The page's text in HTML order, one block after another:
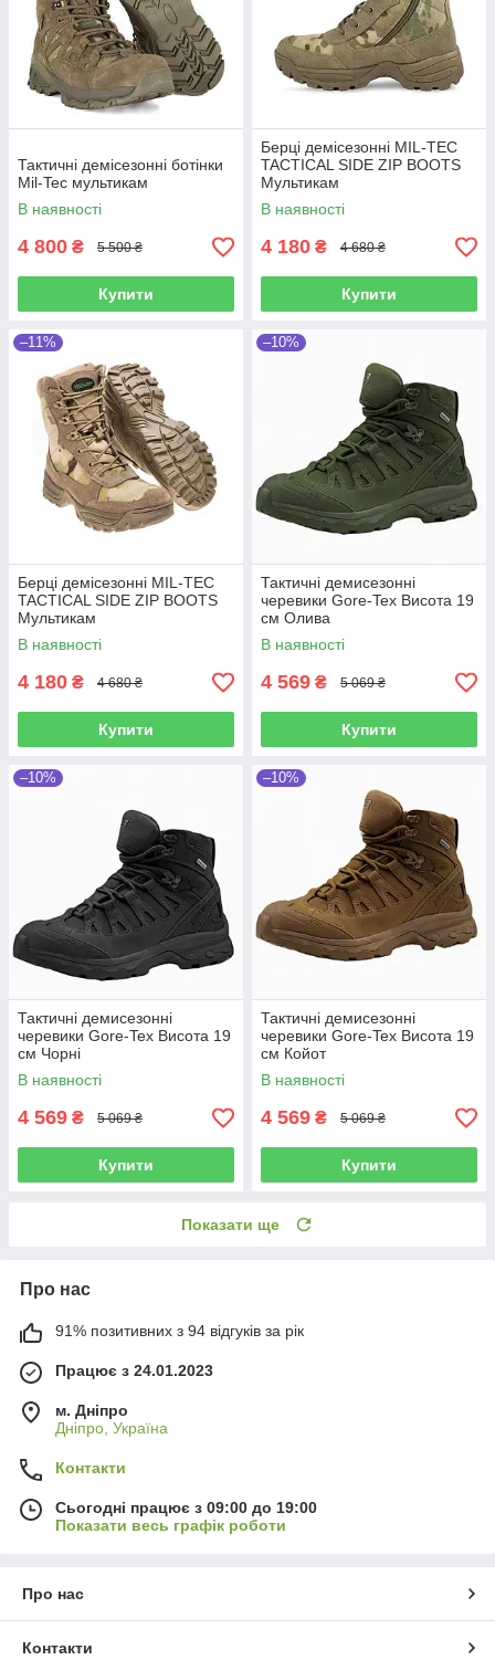
Тактичні демісезонні ботінки
Mil-Tec мультикам
В наявності
4 800 ₴ 5 500 ₴
Купити
Берці демісезонні MIL-TEC
TACTICAL SIDE ZIP BOOTS
Мультикам
В наявності
4 180 ₴ 4 680 ₴
Купити
–11%
Берці демісезонні MIL-TEC
TACTICAL SIDE ZIP BOOTS
Мультикам
В наявності
4 180 ₴ 4 680 ₴
Купити
–10%
Тактичні демисезонні
черевики Gore-Tex Висота 19
см Олива
В наявності
4 569 ₴ 5 069 ₴
Купити
–10%
Тактичні демисезонні
черевики Gore-Tex Висота 19
см Чорні
В наявності
4 569 ₴ 5 069 ₴
Купити
–10%
Тактичні демисезонні
черевики Gore-Tex Висота 19
см Койот
В наявності
4 569 ₴ 5 069 ₴
Купити
Показати ще
Про нас
91% позитивних з 94 відгуків за рік
Працює з 24.01.2023
м. Дніпро
Дніпро, Україна
Контакти
Сьогодні працює з 09:00 до 19:00
Показати весь графік роботи
Про нас
Контакти